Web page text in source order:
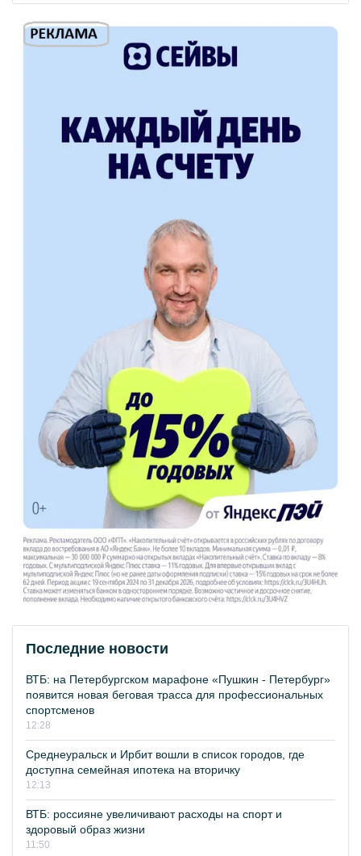
Последние новости
ВТБ: на Петербургском марафоне «Пушкин - Петербург»
появится новая беговая трасса для профессиональных
спортсменов
12:28
Среднеуральск и Ирбит вошли в список городов, где
доступна семейная ипотека на вторичку
12:13
ВТБ: россияне увеличивают расходы на спорт и
здоровый образ жизни
11:50